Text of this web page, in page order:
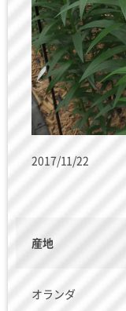
2017/11/22
産地
オランダ